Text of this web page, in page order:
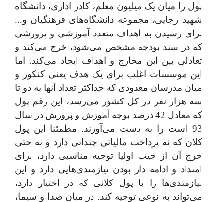
پول را میان یک میلیون معلم، کادر اداری، دانشگاه
شهید رجایی، مجموعه دانشگاه‌های فرهنگیان و‌...
برای رسیدن به اهداف متعدد آموزشی و پرورشی
که در سند بودجه مشخص می‌شود، خرج می‌کند و
تعادلی بین این مخارج و اهداف ایجاد می‌کند. اما
این موسسات اغلب برای یک هدف‌ یعنی کنکور و
میان مدرسان معدودی که حداکثر تعداد آنها به دو تا
سه هزار نفر در کل کشور می‌رسد، این رقم پول
که معادل 42 درصد بوجه آموزش و پرورش در سال
93 است را به دست می‌آورند. مطمئنا این پول
کلان که نه پرداخت مالیاتی چندانی دارد و نه حتی
خرج آن از جیب اولیا توجیه مناسبی دارد، برای
امتداد و ادامه دار بودن نیازمندی‌هایی دارد و این
نیازمندی‌ها را با پول کلانی که در اختیار دارد،
می‌تواند به نوعی توجیه کند. در میان صدا و سیما،